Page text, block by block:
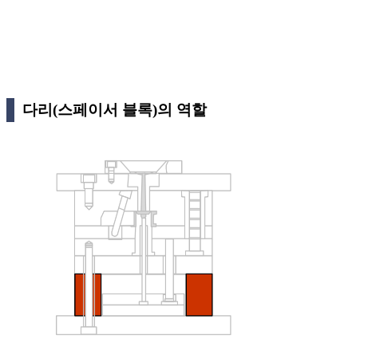
다리(스페이서 블록)의 역할